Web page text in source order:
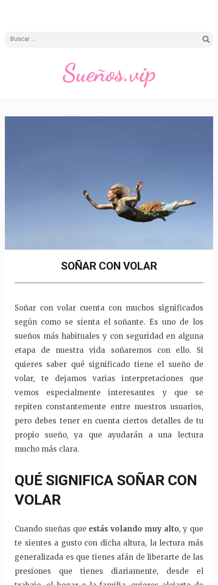
Buscar:
Sueños.vip
SOÑAR CON VOLAR
Soñar con volar cuenta con muchos significados
según como se sienta el soñante. Es uno de los
sueños más habituales y con seguridad en alguna
etapa de nuestra vida soñaremos con ello. Si
quieres saber qué significado tiene el sueño de
volar, te dejamos varias interpretaciones que
vemos especialmente interesantes y que se
repiten constantemente entre nuestros usuarios,
pero debes tener en cuenta ciertos detalles de tu
propio sueño, ya que ayudarán a una lectura
mucho más clara.
QUÉ SIGNIFICA SOÑAR CON
VOLAR
Cuando sueñas que estás volando muy alto, y que
te sientes a gusto con dicha altura, la lectura más
generalizada es que tienes afán de liberarte de las
presiones que tienes diariamente, desde el